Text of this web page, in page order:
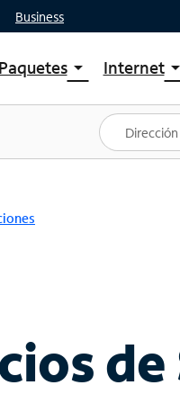
Business
Paquetesarrow_drop_down
Ver paquetes
Spectrum One
Mejores ofertas
Internetarrow_drop_down
Planes